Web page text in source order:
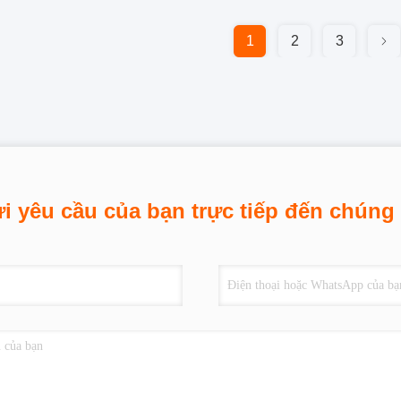
1 2 3
yêu cầu của bạn trực tiếp đến